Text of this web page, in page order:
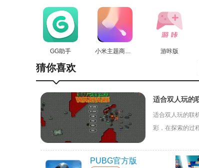
玩家也可以搜集这些图片，将它们放在一起，
后室重生重制版游戏特色
使用语音聊天与最近的人交谈!但要小心!有些
玩家的耐力有限!你需要正确管理!如果一个实
您将能够获取各种物品并将它们存储在您的库
后室重生重制版游戏测评
这款冒险游戏还引入了多种解谜元素，如机关
GG助手 小米主题商店国际版 游咔版
猜你喜欢
适合双人玩的
适合双人玩的联
彩，在探索的过
PUBG官方版